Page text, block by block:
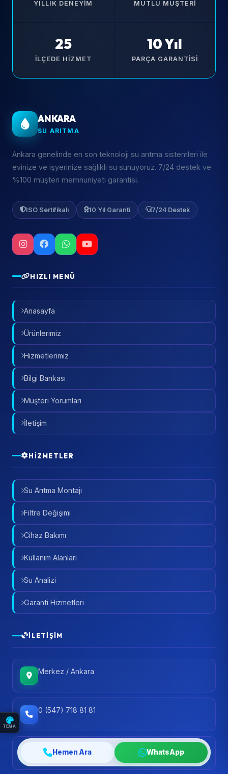
TEMA
YILLIK DENEYIM MUTLU MÜŞTERI
25
İLÇEDE HIZMET
10 Yıl
PARÇA GARANTISI
ANKARA
SU ARITMA
Ankara genelinde en son teknoloji su arıtma sistemleri ile
evinize ve işyerinize sağlıklı su sunuyoruz. 7/24 destek ve
%100 müşteri memnuniyeti garantisi.
ISO Sertifikalı 10 Yıl Garanti 7/24 Destek
HIZLI MENÜ
Anasayfa
Ürünlerimiz
Hizmetlerimiz
Bilgi Bankası
Müşteri Yorumları
İletişim
HIZMETLER
Su Arıtma Montajı
Filtre Değişimi
Cihaz Bakımı
Kullanım Alanları
Su Analizi
Garanti Hizmetleri
İLETIŞIM
Merkez / Ankara
0 (547) 718 81 81
info@ankarasuaritma.org
Hemen Ara WhatsApp